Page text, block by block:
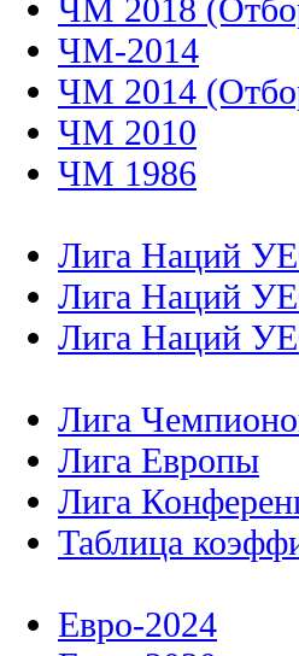
ЧМ 2018
ЧМ-2014
ЧМ 2014
ЧМ 2010
ЧМ 1986
Лига Наций
Лига Наций
Лига Наций
Лига
Лига Европы
Лига
Таблица
Евро-2024